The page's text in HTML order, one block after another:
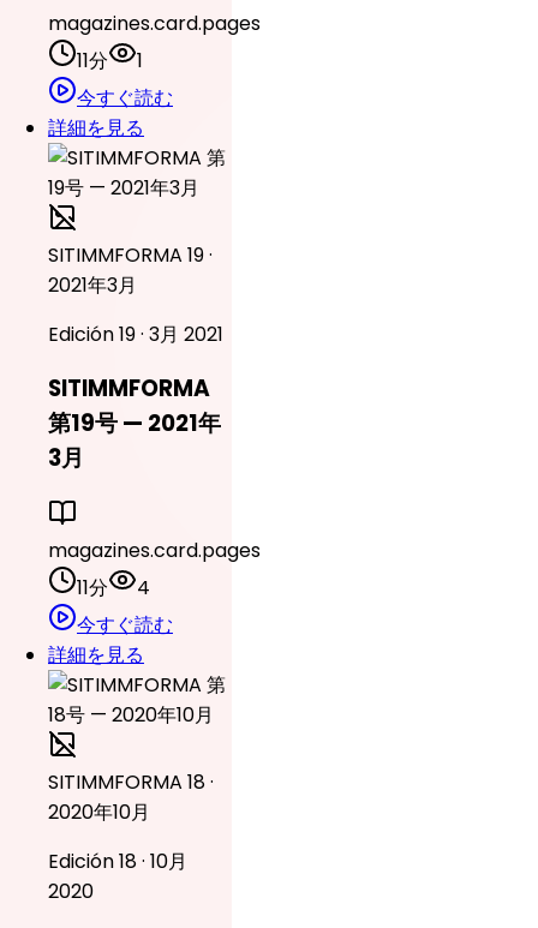
magazines.card.pages
11分
1
今すぐ読む
詳細を見る
SITIMMFORMA 19 ·
2021年3月
Edición 19 · 3月 2021
SITIMMFORMA
第19号 — 2021年
3月
magazines.card.pages
11分
4
今すぐ読む
詳細を見る
SITIMMFORMA 18 ·
2020年10月
Edición 18 · 10月
2020